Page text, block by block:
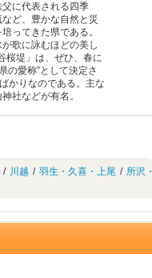
父に代表される四季
ど、豊かな自然と災
ってきた県である。
歌に詠むほどの美し
桜堤」は、ぜひ、春に
の愛称”として決定さ
かりなのである。主な
社などが有名。
/ 川越 / 羽生・久喜・上尾 / 所沢